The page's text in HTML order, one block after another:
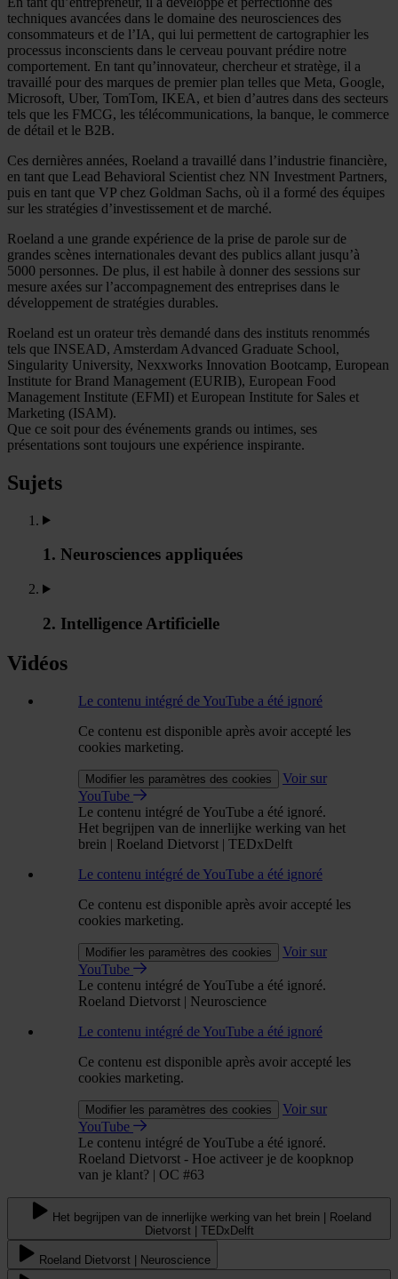
techniques avancées dans le domaine des neurosciences des
consommateurs et de l’IA, qui lui permettent de cartographier les
processus inconscients dans le cerveau pouvant prédire notre
comportement. En tant qu’innovateur, chercheur et stratège, il a
travaillé pour des marques de premier plan telles que Meta, Google,
Microsoft, Uber, TomTom, IKEA, et bien d’autres dans des secteurs
tels que les FMCG, les télécommunications, la banque, le commerce
de détail et le B2B.
Ces dernières années, Roeland a travaillé dans l’industrie financière,
en tant que Lead Behavioral Scientist chez NN Investment Partners,
puis en tant que VP chez Goldman Sachs, où il a formé des équipes
sur les stratégies d’investissement et de marché.
Roeland a une grande expérience de la prise de parole sur de
grandes scènes internationales devant des publics allant jusqu’à
5000 personnes. De plus, il est habile à donner des sessions sur
mesure axées sur l’accompagnement des entreprises dans le
développement de stratégies durables.
Roeland est un orateur très demandé dans des instituts renommés
tels que INSEAD, Amsterdam Advanced Graduate School,
Singularity University, Nexxworks Innovation Bootcamp, European
Institute for Brand Management (EURIB), European Food
Management Institute (EFMI) et European Institute for Sales et
Marketing (ISAM).
Que ce soit pour des événements grands ou intimes, ses
présentations sont toujours une expérience inspirante.
Sujets
1. Neurosciences appliquées
2. Intelligence Artificielle
Vidéos
Le contenu intégré de YouTube a été ignoré
Ce contenu est disponible après avoir accepté les
cookies marketing.
Modifier les paramètres des cookies
Voir sur
YouTube
Le contenu intégré de YouTube a été ignoré.
Het begrijpen van de innerlijke werking van het
brein | Roeland Dietvorst | TEDxDelft
Le contenu intégré de YouTube a été ignoré
Ce contenu est disponible après avoir accepté les
cookies marketing.
Modifier les paramètres des cookies
Voir sur
YouTube
Le contenu intégré de YouTube a été ignoré.
Roeland Dietvorst | Neuroscience
Le contenu intégré de YouTube a été ignoré
Ce contenu est disponible après avoir accepté les
cookies marketing.
Modifier les paramètres des cookies
Voir sur
YouTube
Le contenu intégré de YouTube a été ignoré.
Roeland Dietvorst - Hoe activeer je de koopknop
van je klant? | OC #63
Het begrijpen van de innerlijke werking van het brein | Roeland
Dietvorst | TEDxDelft
Roeland Dietvorst | Neuroscience